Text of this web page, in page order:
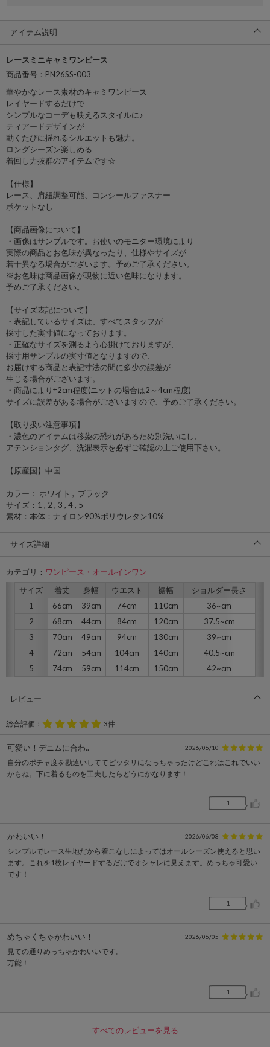
アイテム説明
レースミニキャミワンピース
商品番号：PN26SS-003
華やかなレース素材のキャミワンピース
レイヤードするだけで
シンプルなコーデも映えるスタイルに♪
ティアードデザインが
動くたびに揺れるシルエットも魅力。
ロングシーズン楽しめる
着回し力抜群のアイテムです☆
【仕様】
レース、肩紐調整可能、コンシールファスナー
ポケットなし
【商品画像について】
・画像はサンプルです。お使いのモニター環境により
実際の商品とお色味が異なったり、仕様やサイズが
若干異なる場合がございます。予めご了承ください。
※お色味は商品画像が現物に近い色味になります。
予めご了承ください。
【サイズ表記について】
・表記しているサイズは、すべてスタッフが
採寸した実寸値になっております。
・正確なサイズを測るよう心掛けておりますが、
採寸用サンプルの実寸値となりますので、
お届けする商品と表記寸法の間に多少の誤差が
生じる場合がございます。
・商品により±2cm程度(ニットの場合は2～4cm程度)
サイズに誤差がある場合がございますので、予めご了承ください。
【取り扱い注意事項】
・濃色のアイテムは移染の恐れがあるため別洗いにし、
アテンションタグ、洗濯表示を必ずご確認の上ご使用下さい。
【原産国】中国
カラー： ホワイト , ブラック
サイズ：1 , 2 , 3 , 4 , 5
素材：本体：ナイロン90%ポリウレタン10%
サイズ詳細
カテゴリ： ワンピース・オールインワン
サイズ
着丈 身幅 ウエスト 裾幅
ショルダー長さ
1
66cm 39cm 74cm 110cm
36~cm
2
68cm 44cm 84cm 120cm
37.5~cm
3
70cm 49cm 94cm 130cm
39~cm
4
72cm 54cm 104cm 140cm
40.5~cm
5
74cm 59cm 114cm 150cm 42~cm
レビュー
総合評価： 3件
可愛い！デニムに合わ.. 2026/06/10
自分のポチャ度を勘違いしててピッタリになっちゃったけどこれはこれでいい
かもね。下に着るものを工夫したらどうにかなります！
1
かわいい！ 2026/06/08
シンプルでレース生地だから着こなしによってはオールシーズン使えると思い
ます。これを1枚レイヤードするだけでオシャレに見えます。めっちゃ可愛い
です！
1
めちゃくちゃかわいい！ 2026/06/05
見ての通りめっちゃかわいいです。
万能！
1
すべてのレビューを見る